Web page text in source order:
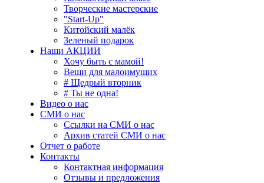
Творческие мастерские
"Start-Up"
Китойский малёк
Зеленый подарок
Наши АКЦИИ
Хочу быть с мамой!
Вещи для малоимущих
# Щедрый вторник
# Ты не одна!
Видео о нас
СМИ о нас
Ссылки на СМИ о нас
Архив статей СМИ о нас
Отчет о работе
Контакты
Контактная информация
Отзывы и предложения